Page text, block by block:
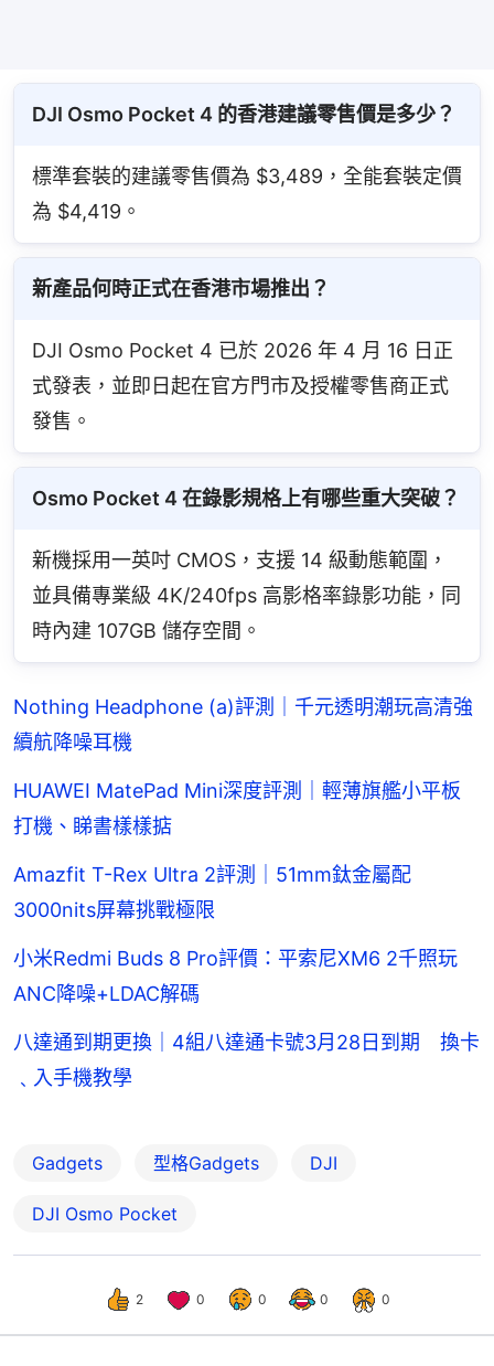
DJI Osmo Pocket 4 的香港建議零售價是多少？
標準套裝的建議零售價為 $3,489，全能套裝定價
為 $4,419。
新產品何時正式在香港市場推出？
DJI Osmo Pocket 4 已於 2026 年 4 月 16 日正
式發表，並即日起在官方門市及授權零售商正式
發售。
Osmo Pocket 4 在錄影規格上有哪些重大突破？
新機採用一英吋 CMOS，支援 14 級動態範圍，
並具備專業級 4K/240fps 高影格率錄影功能，同
時內建 107GB 儲存空間。
Nothing Headphone (a)評測｜千元透明潮玩高清強
續航降噪耳機
HUAWEI MatePad Mini深度評測｜輕薄旗艦小平板
打機、睇書樣樣掂
Amazfit T-Rex Ultra 2評測｜51mm鈦金屬配
3000nits屏幕挑戰極限
小米Redmi Buds 8 Pro評價：平索尼XM6 2千照玩
ANC降噪+LDAC解碼
八達通到期更換｜4組八達通卡號3月28日到期 換卡
﹑入手機教學
Gadgets 型格Gadgets DJI
DJI Osmo Pocket
2 0 0 0 0